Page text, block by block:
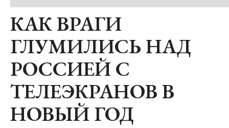
КАК ВРАГИ
ГЛУМИЛИСЬ НАД
РОССИЕЙ С
ТЕЛЕЭКРАНОВ В
НОВЫЙ ГОД